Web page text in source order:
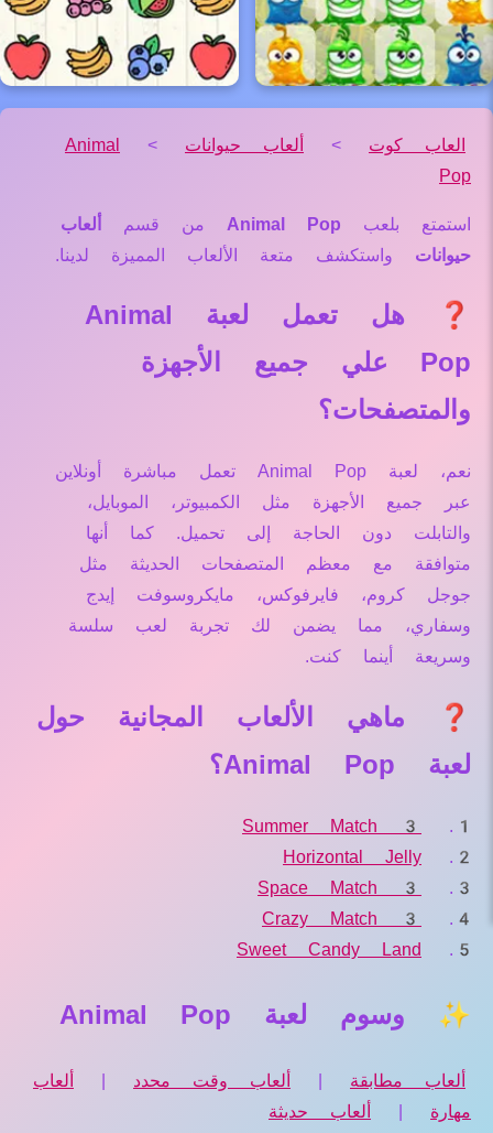
العاب كوت > ألعاب حيوانات >
Animal
Pop
استمتع بلعب Animal Pop من قسم
ألعاب
حيوانات واستكشف متعة الألعاب المميزة لدينا.
❓ هل تعمل لعبة Animal
Pop علي جميع الأجهزة
والمتصفحات؟
نعم، لعبة Animal Pop تعمل مباشرة أونلاين
عبر جميع الأجهزة مثل الكمبيوتر، الموبايل،
والتابلت دون الحاجة إلى تحميل. كما أنها
متوافقة مع معظم المتصفحات الحديثة مثل
جوجل كروم، فايرفوكس، مايكروسوفت إيدج
وسفاري، مما يضمن لك تجربة لعب سلسة
وسريعة أينما كنت.
❓ ماهي الألعاب المجانية حول
لعبة Animal Pop؟
Summer Match 3
Horizontal Jelly
Space Match 3
Crazy Match 3
Sweet Candy Land
✨ وسوم لعبة Animal Pop
ألعاب مطابقة | ألعاب وقت محدد |
ألعاب
مهارة
| ألعاب حديثة